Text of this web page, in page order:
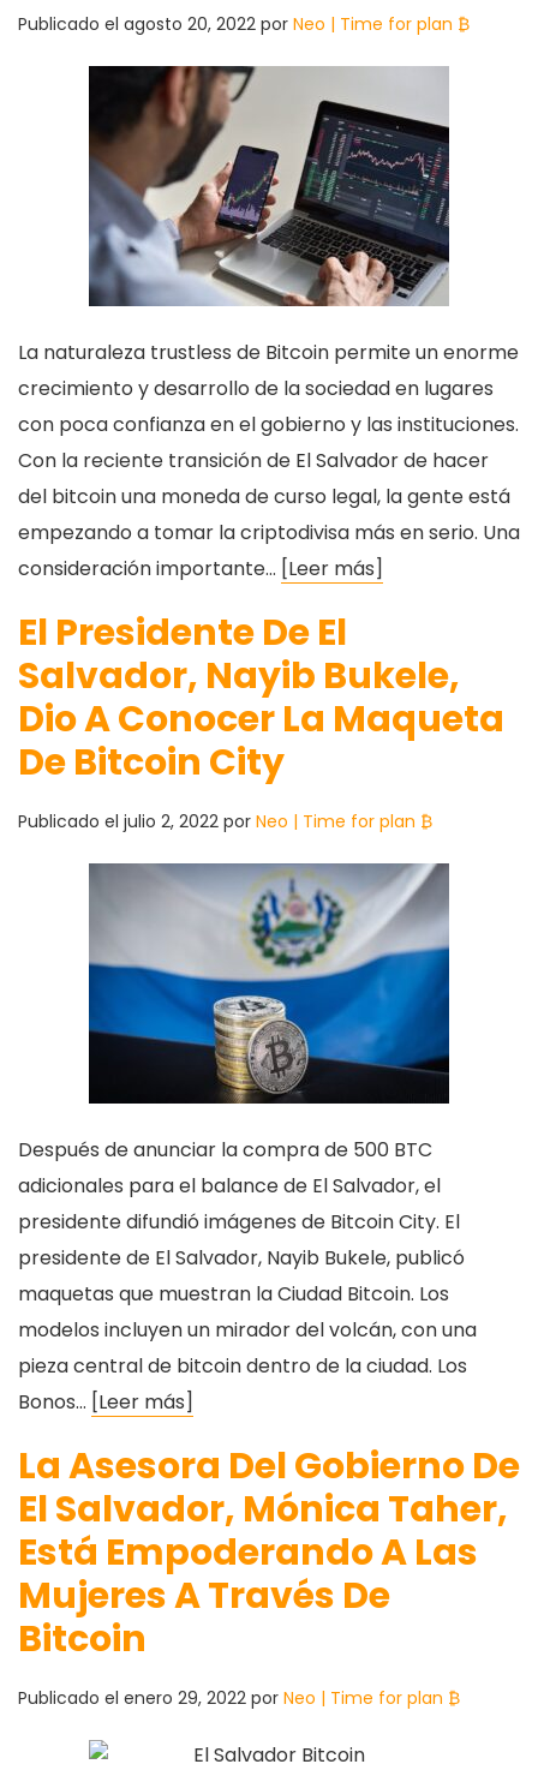
Publicado el agosto 20, 2022 por Neo | Time for plan ₿
La naturaleza trustless de Bitcoin permite un enorme
crecimiento y desarrollo de la sociedad en lugares
con poca confianza en el gobierno y las instituciones.
Con la reciente transición de El Salvador de hacer
del bitcoin una moneda de curso legal, la gente está
empezando a tomar la criptodivisa más en serio. Una
consideración importante… [Leer más]
El Presidente De El
Salvador, Nayib Bukele,
Dio A Conocer La Maqueta
De Bitcoin City
Publicado el julio 2, 2022 por Neo | Time for plan ₿
Después de anunciar la compra de 500 BTC
adicionales para el balance de El Salvador, el
presidente difundió imágenes de Bitcoin City. El
presidente de El Salvador, Nayib Bukele, publicó
maquetas que muestran la Ciudad Bitcoin. Los
modelos incluyen un mirador del volcán, con una
pieza central de bitcoin dentro de la ciudad. Los
Bonos… [Leer más]
La Asesora Del Gobierno De
El Salvador, Mónica Taher,
Está Empoderando A Las
Mujeres A Través De
Bitcoin
Publicado el enero 29, 2022 por Neo | Time for plan ₿